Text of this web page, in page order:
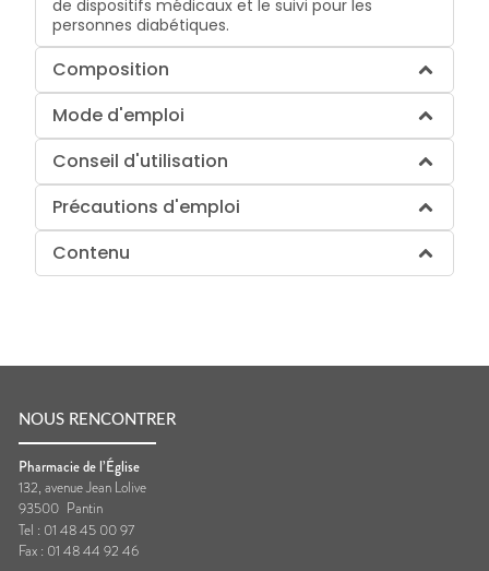
de dispositifs médicaux et le suivi pour les
personnes diabétiques.
Composition
Mode d'emploi
Conseil d'utilisation
Précautions d'emploi
Contenu
NOUS RENCONTRER
Pharmacie de l’Église
132, avenue Jean Lolive
93500 Pantin
Tel : 01 48 45 00 97
Fax : 01 48 44 92 46